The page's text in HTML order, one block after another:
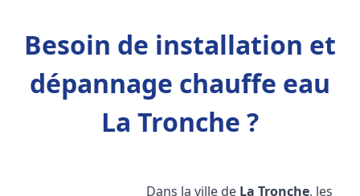
Besoin de installation et
dépannage chauffe eau
La Tronche ?
Dans la ville de La Tronche, les